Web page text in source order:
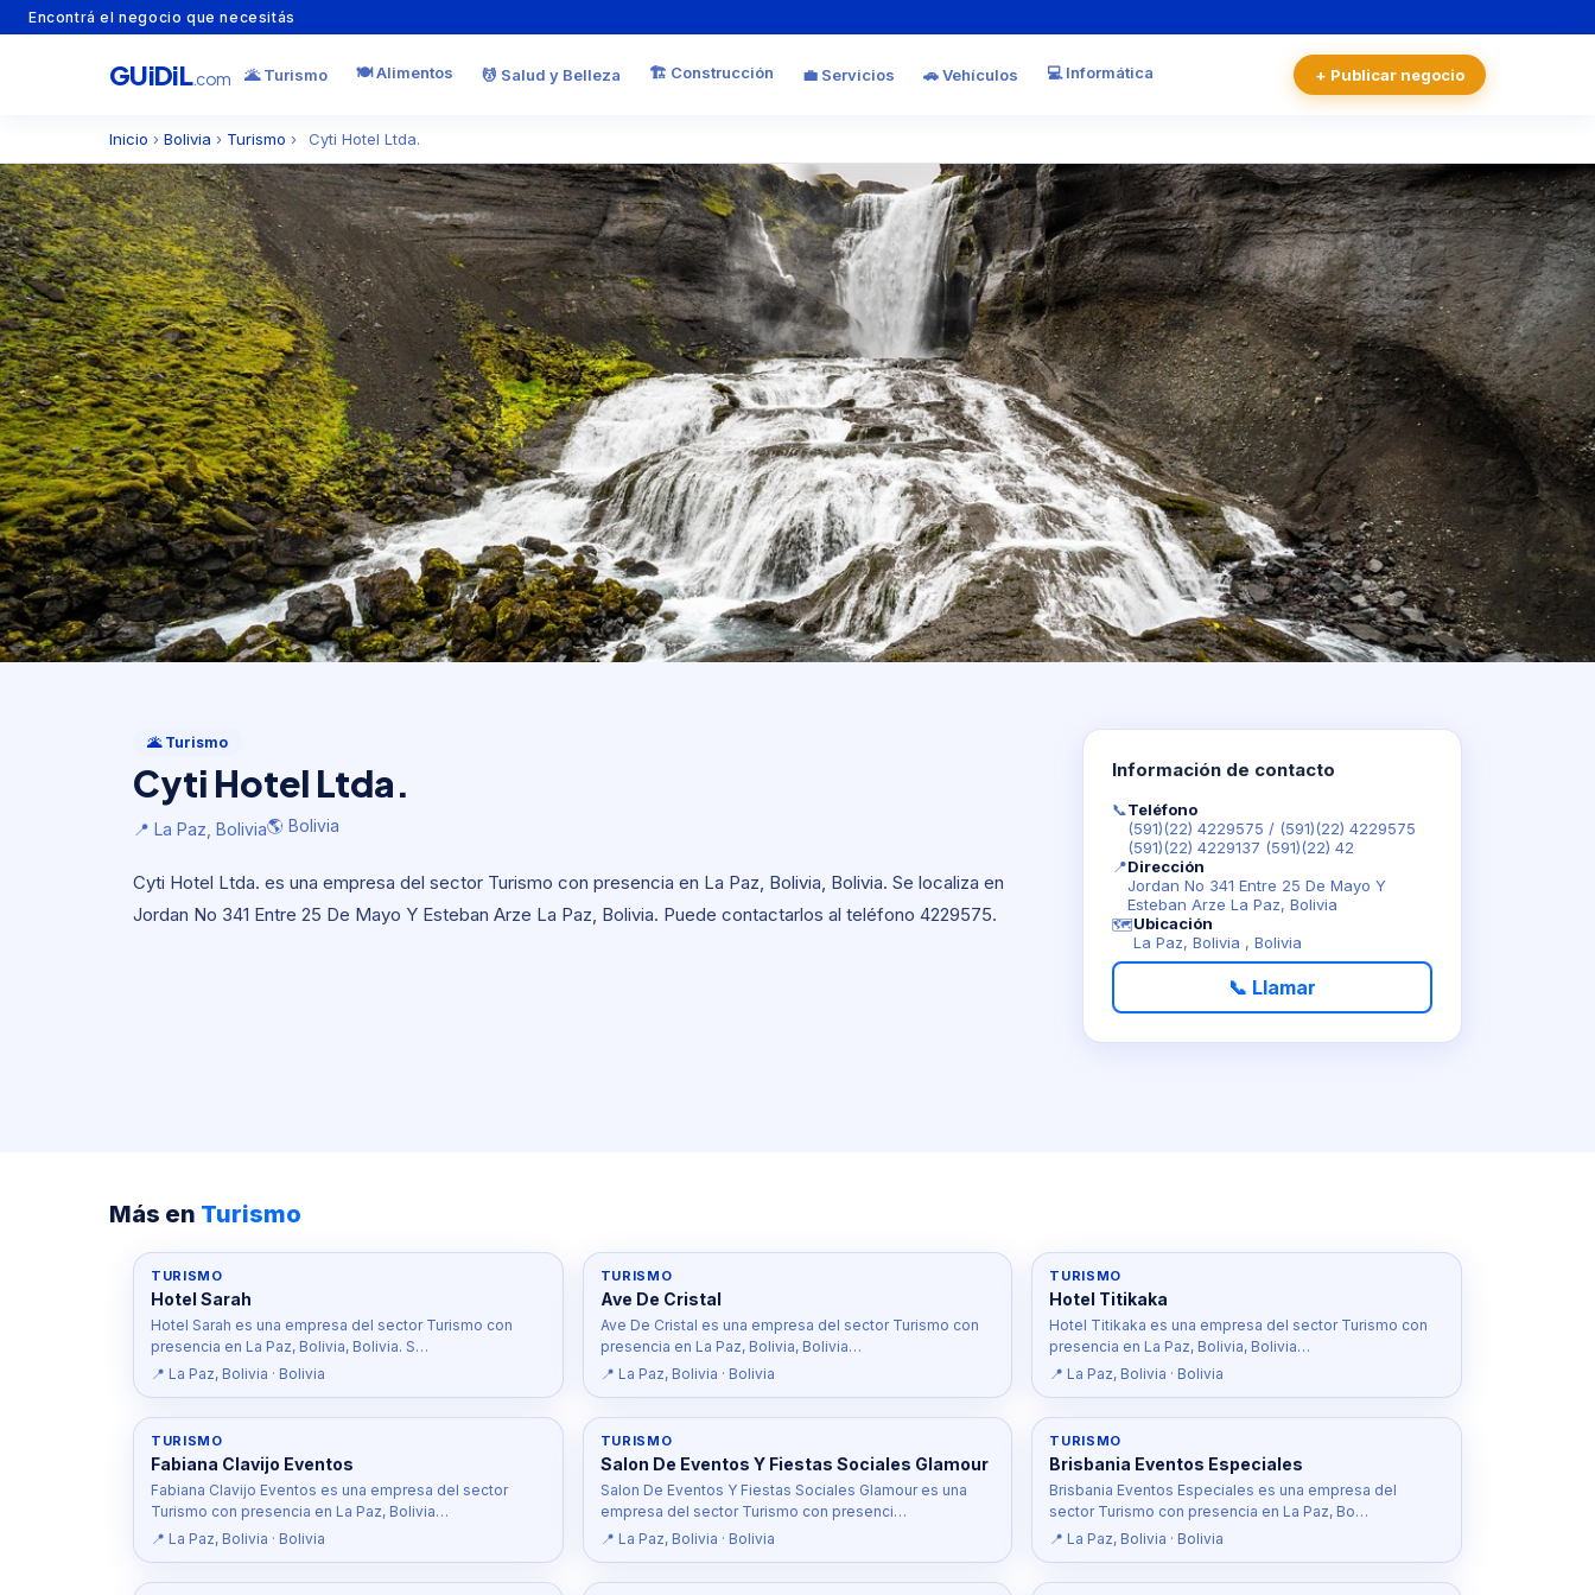
Encontrá el negocio que necesitás
GUiDiL.com 🌋 Turismo 🍽️ Alimentos 💆 Salud y Belleza 🏗️ Construcción 💼 Servicios 🚗 Vehículos 💻 Informática + Publicar negocio
Inicio › Bolivia › Turismo › Cyti Hotel Ltda.
Cyti Hotel Ltda.
🌎 Bolivia
🌋 Turismo
Cyti Hotel Ltda.
📍 La Paz, Bolivia🌎 Bolivia
Cyti Hotel Ltda. es una empresa del sector Turismo con presencia en La Paz, Bolivia, Bolivia. Se localiza en
Jordan No 341 Entre 25 De Mayo Y Esteban Arze La Paz, Bolivia. Puede contactarlos al teléfono 4229575.
Información de contacto
📞Teléfono
(591)(22) 4229575 / (591)(22) 4229575
(591)(22) 4229137 (591)(22) 42
📍Dirección
Jordan No 341 Entre 25 De Mayo Y
Esteban Arze La Paz, Bolivia
🗺️Ubicación
La Paz, Bolivia , Bolivia
📞 Llamar
Más en Turismo
TURISMO
Hotel Sarah
Hotel Sarah es una empresa del sector Turismo con
presencia en La Paz, Bolivia, Bolivia. S…
📍 La Paz, Bolivia · Bolivia
TURISMO
Ave De Cristal
Ave De Cristal es una empresa del sector Turismo con
presencia en La Paz, Bolivia, Bolivia…
📍 La Paz, Bolivia · Bolivia
TURISMO
Hotel Titikaka
Hotel Titikaka es una empresa del sector Turismo con
presencia en La Paz, Bolivia, Bolivia…
📍 La Paz, Bolivia · Bolivia
TURISMO
Fabiana Clavijo Eventos
Fabiana Clavijo Eventos es una empresa del sector
Turismo con presencia en La Paz, Bolivia…
📍 La Paz, Bolivia · Bolivia
TURISMO
Salon De Eventos Y Fiestas Sociales Glamour
Salon De Eventos Y Fiestas Sociales Glamour es una
empresa del sector Turismo con presenci…
📍 La Paz, Bolivia · Bolivia
TURISMO
Brisbania Eventos Especiales
Brisbania Eventos Especiales es una empresa del
sector Turismo con presencia en La Paz, Bo…
📍 La Paz, Bolivia · Bolivia